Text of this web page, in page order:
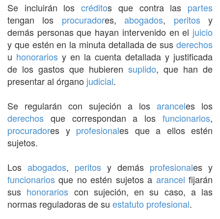
Se incluirán loscréditos que contra las partes
tengan los procuradores,abogados, peritosy
demás personas que hayan intervenido en el juicio
y que estén en la minuta detallada de sus derechos
u honorarios y en la cuenta detallada y justificada
de los gastos que hubieren suplido, que han de
presentar al órgano judicial.
Se regularán con sujeción a los aranceles los
derechos que correspondan a los funcionarios,
procuradores y profesionales que a ellos estén
sujetos.
Los abogados, peritos y demás profesionales y
funcionarios que no estén sujetos a arancel fijarán
sus honorarios con sujeción, en su caso, a las
normas reguladoras de su estatuto profesional.